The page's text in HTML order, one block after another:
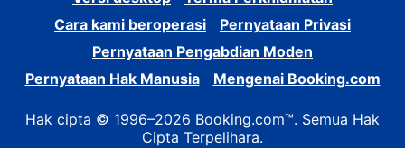
Cara kami beroperasi
Pernyataan Privasi
Pernyataan Pengabdian Moden
Pernyataan Hak Manusia
Mengenai Booking.com
Hak cipta © 1996–2026 Booking.com™. Semua Hak
Cipta Terpelihara.